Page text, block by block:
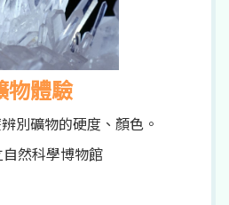
物體驗
別礦物的硬度、顏色。
然科學博物館